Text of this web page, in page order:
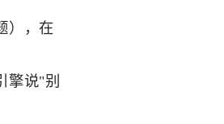
），在
擎说"别